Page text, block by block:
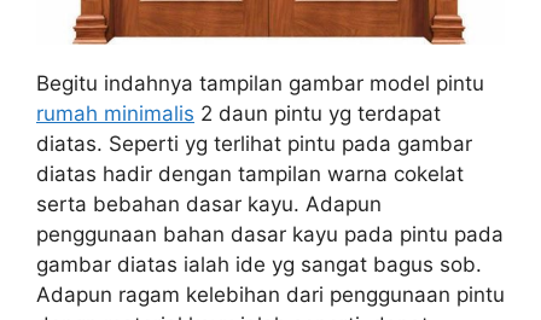
Begitu indahnya tampilan gambar model pintu
rumah minimalis 2 daun pintu yg terdapat
diatas. Seperti yg terlihat pintu pada gambar
diatas hadir dengan tampilan warna cokelat
serta bebahan dasar kayu. Adapun
penggunaan bahan dasar kayu pada pintu pada
gambar diatas ialah ide yg sangat bagus sob.
Adapun ragam kelebihan dari penggunaan pintu